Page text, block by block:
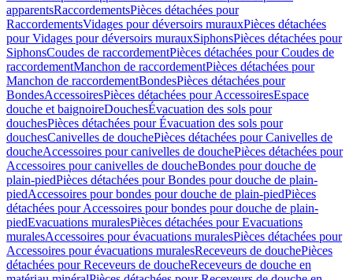
apparentsRaccordementsPièces détachées pour
RaccordementsVidages pour déversoirs murauxPièces détachées
pour Vidages pour déversoirs murauxSiphonsPièces détachées pour
SiphonsCoudes de raccordementPièces détachées pour Coudes de
raccordementManchon de raccordementPièces détachées pour
Manchon de raccordementBondesPièces détachées pour
BondesAccessoiresPièces détachées pour AccessoiresEspace
douche et baignoireDouchesÉvacuation des sols pour
douchesPièces détachées pour Évacuation des sols pour
douchesCanivelles de douchePièces détachées pour Canivelles de
doucheAccessoires pour canivelles de douchePièces détachées pour
Accessoires pour canivelles de doucheBondes pour douche de
plain-piedPièces détachées pour Bondes pour douche de plain-
piedAccessoires pour bondes pour douche de plain-piedPièces
détachées pour Accessoires pour bondes pour douche de plain-
piedEvacuations muralesPièces détachées pour Evacuations
muralesAccessoires pour évacuations muralesPièces détachées pour
Accessoires pour évacuations muralesReceveurs de douchePièces
détachées pour Receveurs de doucheReceveurs de douche en